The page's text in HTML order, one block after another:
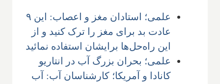
علمی؛ استادان مغز و اعصاب: این ۹
عادت بد برای مغز را ترک کنید و از
این راه‌حل‌ها برایشان استفاده نمائید
علمی؛ بحران بزرگ آب در انتاریو
کانادا و آمریکا؛ کارشناسان آب: آب